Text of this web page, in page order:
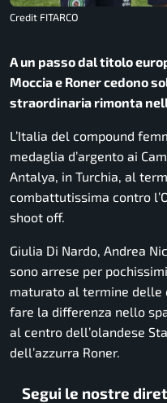
Credit FITARCO
A un passo dal titolo
Moccia e Roner cedono
straordinaria rimonta
L’Italia del compound
medaglia d’argento ai
Antalya, in Turchia, al
combattutissima contro
shoot off.
Giulia Di Nardo, Andrea
sono arrese per
maturato al termine delle
fare la differenza nello
al centro dell’olandese
dell’azzurra Roner.
Segui le nostre